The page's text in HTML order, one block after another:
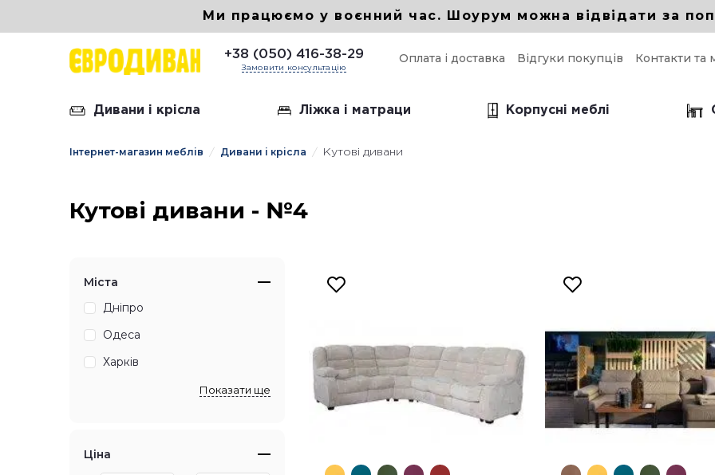
Ми працюємо у воєнний час. Шоурум можна відвідати за
+38 (050) 416-38-29
Замовити консультацію
Оплата і доставка Відгуки покупців Контакти та
Дивани і крісла Ліжка і матраци Корпусні меблі
Інтернет-магазин меблів Дивани і крісла Кутові дивани
Кутові дивани - №4
Міста
Дніпро
Одеса
Харків
Показати ще
Ціна